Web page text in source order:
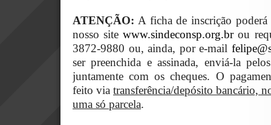
ATENÇÃO: A ficha de inscrição poderá
nosso sitewww.sindeconsp.org.brou
3872-9880 ou, ainda, por e-mail
ser preenchida e assinada, enviá-la
juntamente com os cheques. O
feito via transferência/depósito bancário,
uma só parcela.